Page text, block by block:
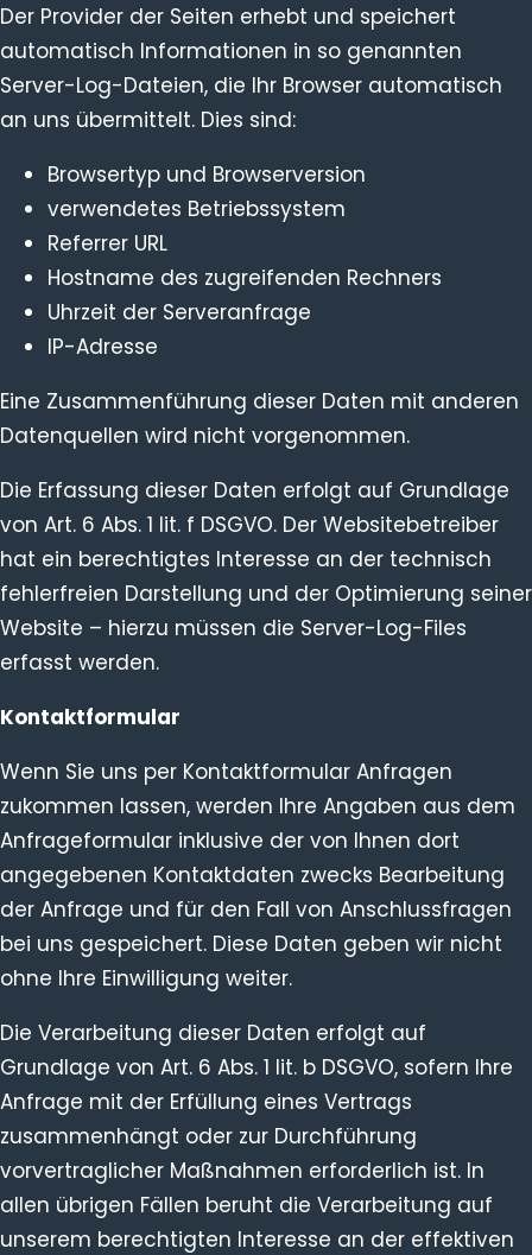
Der Provider der Seiten erhebt und speichert
automatisch Informationen in so genannten
Server-Log-Dateien, die Ihr Browser automatisch
an uns übermittelt. Dies sind:
Browsertyp und Browserversion
verwendetes Betriebssystem
Referrer URL
Hostname des zugreifenden Rechners
Uhrzeit der Serveranfrage
IP-Adresse
Eine Zusammenführung dieser Daten mit anderen
Datenquellen wird nicht vorgenommen.
Die Erfassung dieser Daten erfolgt auf Grundlage
von Art. 6 Abs. 1 lit. f DSGVO. Der Websitebetreiber
hat ein berechtigtes Interesse an der technisch
fehlerfreien Darstellung und der Optimierung seiner
Website – hierzu müssen die Server-Log-Files
erfasst werden.
Kontaktformular
Wenn Sie uns per Kontaktformular Anfragen
zukommen lassen, werden Ihre Angaben aus dem
Anfrageformular inklusive der von Ihnen dort
angegebenen Kontaktdaten zwecks Bearbeitung
der Anfrage und für den Fall von Anschlussfragen
bei uns gespeichert. Diese Daten geben wir nicht
ohne Ihre Einwilligung weiter.
Die Verarbeitung dieser Daten erfolgt auf
Grundlage von Art. 6 Abs. 1 lit. b DSGVO, sofern Ihre
Anfrage mit der Erfüllung eines Vertrags
zusammenhängt oder zur Durchführung
vorvertraglicher Maßnahmen erforderlich ist. In
allen übrigen Fällen beruht die Verarbeitung auf
unserem berechtigten Interesse an der effektiven